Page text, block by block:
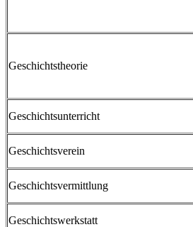
Geschichtstheorie
Geschichtsunterricht
Geschichtsverein
Geschichtsvermittlung
Geschichtswerkstatt